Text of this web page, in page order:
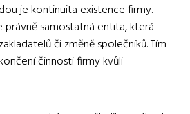
je kontinuita existence firmy.
samostatná entita, která
či změně společníků. Tím
činnosti firmy kvůli